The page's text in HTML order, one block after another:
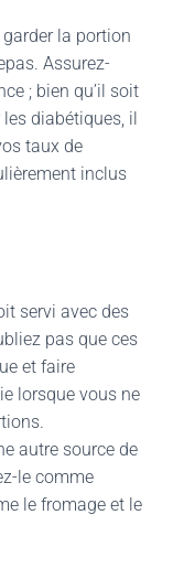
la portion
Assurez-
; bien qu’il soit
diabétiques, il
taux de
inclus
servi avec des
pas que ces
et faire
lorsque vous ne
autre source de
le comme
le fromage et le